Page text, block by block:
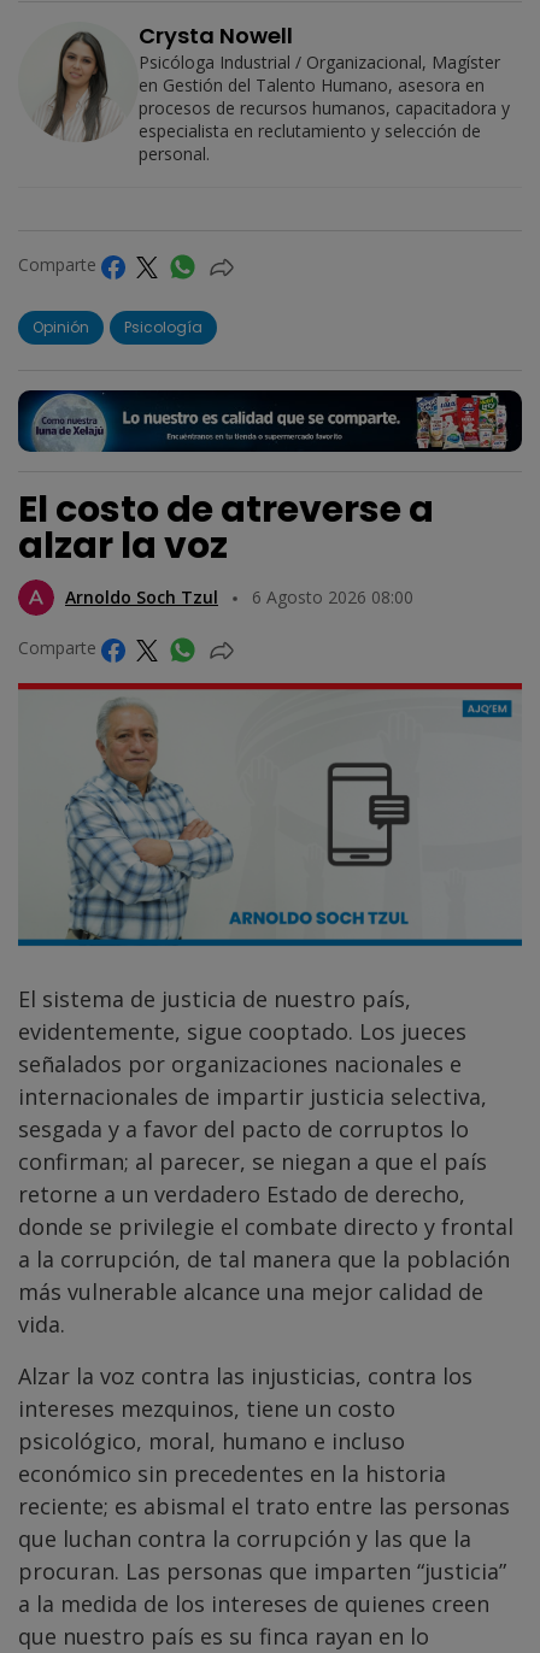
Crysta Nowell
Psicóloga Industrial / Organizacional, Magíster
en Gestión del Talento Humano, asesora en
procesos de recursos humanos, capacitadora y
especialista en reclutamiento y selección de
personal.
Comparte
Opinión Psicología
El costo de atreverse a
alzar la voz
Arnoldo Soch Tzul 6 Agosto 2026 08:00
Comparte
El sistema de justicia de nuestro país,
evidentemente, sigue cooptado. Los jueces
señalados por organizaciones nacionales e
internacionales de impartir justicia selectiva,
sesgada y a favor del pacto de corruptos lo
confirman; al parecer, se niegan a que el país
retorne a un verdadero Estado de derecho,
donde se privilegie el combate directo y frontal
a la corrupción, de tal manera que la población
más vulnerable alcance una mejor calidad de
vida.
Alzar la voz contra las injusticias, contra los
intereses mezquinos, tiene un costo
psicológico, moral, humano e incluso
económico sin precedentes en la historia
reciente; es abismal el trato entre las personas
que luchan contra la corrupción y las que la
procuran. Las personas que imparten “justicia”
a la medida de los intereses de quienes creen
que nuestro país es su finca rayan en lo